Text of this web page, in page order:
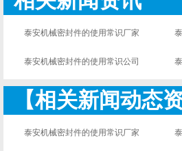
泰安机械密封件的使用常识厂家
泰安机械密封件的使用常识公司
【相关新闻动态资
泰安机械密封件的使用常识厂家